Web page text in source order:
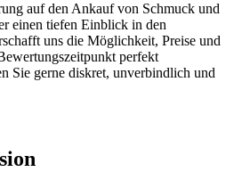
auf den Ankauf von Schmuck und
einen tiefen Einblick in den
uns die Möglichkeit, Preise und
perfekt
Sie gerne diskret, unverbindlich und